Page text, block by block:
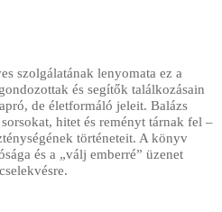
szolgálatának lenyomata ez a
és segítők találkozásain
de életformáló jeleit. Balázs
hitet és reményt tárnak fel –
történeteit. A könyv
és a „válj emberré” üzenet